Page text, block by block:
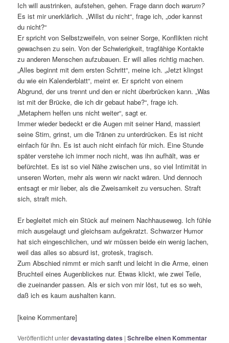
Ich will austrinken, aufstehen, gehen. Frage dann doch warum?
Es ist mir unerklärlich. „Willst du nicht“, frage ich, „oder kannst
du nicht?“
Er spricht von Selbstzweifeln, von seiner Sorge, Konflikten nicht
gewachsen zu sein. Von der Schwierigkeit, tragfähige Kontakte
zu anderen Menschen aufzubauen. Er will alles richtig machen.
„Alles beginnt mit dem ersten Schritt“, meine ich. „Jetzt klingst
du wie ein Kalenderblatt“, meint er. Er spricht von einem
Abgrund, der uns trennt und den er nicht überbrücken kann. „Was
ist mit der Brücke, die ich dir gebaut habe?“, frage ich.
„Metaphern helfen uns nicht weiter“, sagt er.
Immer wieder bedeckt er die Augen mit seiner Hand, massiert
seine Stirn, grinst, um die Tränen zu unterdrücken. Es ist nicht
einfach für ihn. Es ist auch nicht einfach für mich. Eine Stunde
später verstehe ich immer noch nicht, was ihn aufhält, was er
befürchtet. Es ist so viel Nähe zwischen uns, so viel Intimität in
unseren Worten, mehr als wenn wir nackt wären. Und dennoch
entsagt er mir lieber, als die Zweisamkeit zu versuchen. Straft
sich, straft mich.
Er begleitet mich ein Stück auf meinem Nachhauseweg. Ich fühle
mich ausgelaugt und gleichsam aufgekratzt. Schwarzer Humor
hat sich eingeschlichen, und wir müssen beide ein wenig lachen,
weil das alles so absurd ist, grotesk, tragisch.
Zum Abschied nimmt er mich sanft und leicht in die Arme, einen
Bruchteil eines Augenblickes nur. Etwas klickt, wie zwei Teile,
die zueinander passen. Als er sich von mir löst, tut es so weh,
daß ich es kaum aushalten kann.
[keine Kommentare]
Veröffentlicht unterdevastating dates |Schreibe einen Kommentar